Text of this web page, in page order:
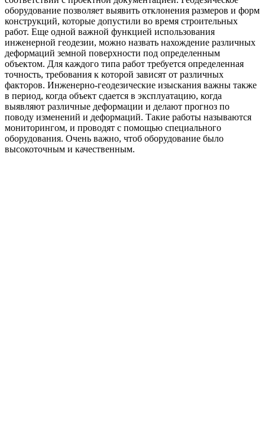
оборудование позволяет выявить отклонения размеров и форм
конструкций, которые допустили во время строительных
работ. Еще одной важной функцией использования
инженерной геодезии, можно назвать нахождение различных
деформаций земной поверхности под определенным
объектом. Для каждого типа работ требуется определенная
точность, требования к которой зависят от различных
факторов. Инженерно-геодезические изыскания важны также
в период, когда объект сдается в эксплуатацию, когда
выявляют различные деформации и делают прогноз по
поводу изменений и деформаций. Такие работы называются
мониторингом, и проводят с помощью специального
оборудования. Очень важно, чтоб оборудование было
высокоточным и качественным.